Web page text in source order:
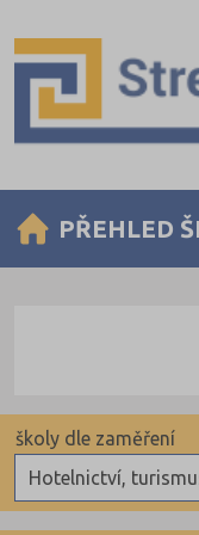
PŘEHLED
Hotelnictví,
školy dle zaměření